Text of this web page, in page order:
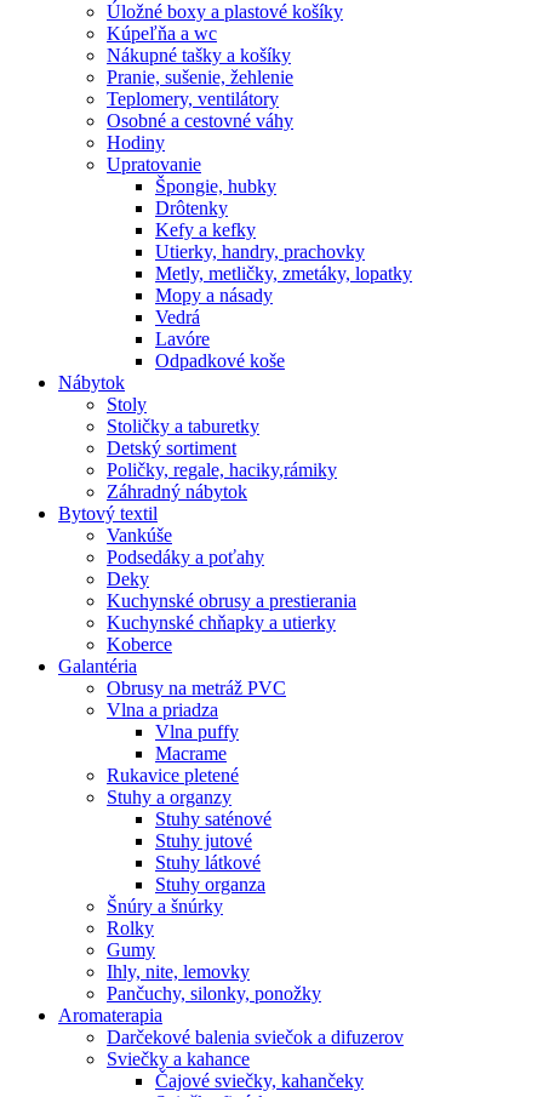
Úložné boxy a plastové košíky
Kúpeľňa a wc
Nákupné tašky a košíky
Pranie, sušenie, žehlenie
Teplomery, ventilátory
Osobné a cestovné váhy
Hodiny
Upratovanie
Špongie, hubky
Drôtenky
Kefy a kefky
Utierky, handry, prachovky
Metly, metličky, zmetáky, lopatky
Mopy a násady
Vedrá
Lavóre
Odpadkové koše
Nábytok
Stoly
Stoličky a taburetky
Detský sortiment
Poličky, regale, haciky,rámiky
Záhradný nábytok
Bytový textil
Vankúše
Podsedáky a poťahy
Deky
Kuchynské obrusy a prestierania
Kuchynské chňapky a utierky
Koberce
Galantéria
Obrusy na metráž PVC
Vlna a priadza
Vlna puffy
Macrame
Rukavice pletené
Stuhy a organzy
Stuhy saténové
Stuhy jutové
Stuhy látkové
Stuhy organza
Šnúry a šnúrky
Rolky
Gumy
Ihly, nite, lemovky
Pančuchy, silonky, ponožky
Aromaterapia
Darčekové balenia sviečok a difuzerov
Sviečky a kahance
Čajové sviečky, kahančeky